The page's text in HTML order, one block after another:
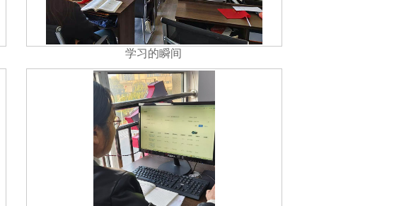
学习的瞬间